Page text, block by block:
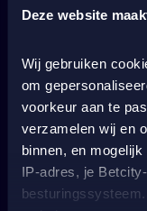
Deze website
Wij gebruiken
om
voorkeur aan te
verzamelen wij en
binnen, en
IP-adres, je
december in Abu
vanwege de
clash tussen de
van de
opleveren.
PROMOTIES